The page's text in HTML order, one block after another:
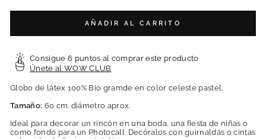
AÑADIR AL CARRITO
Consigue 6 puntos al comprar este producto
Únete al WOW CLUB
Globo de látex 100% Bio gramde en color celeste pastel.
Tamaño: 60 cm. diámetro aprox.
Ideal para decorar un rincón en una boda, una fiesta de niñas o
como fondo para un Photocall. Decóralos con guirnaldas o cintas